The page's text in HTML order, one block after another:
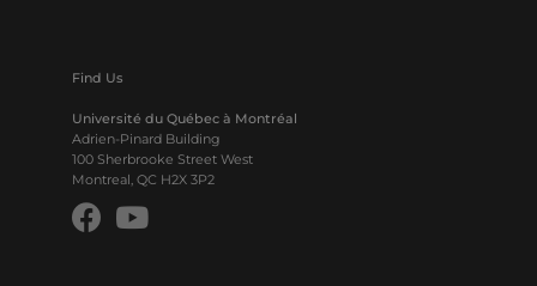
Find Us
Université du Québec à Montréal
Adrien-Pinard Building
100 Sherbrooke Street West
Montreal, QC H2X 3P2